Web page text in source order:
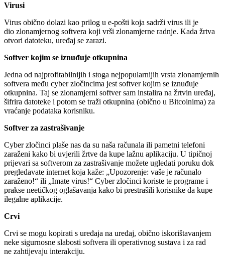
Virusi
Virus obično dolazi kao prilog u e-pošti koja sadrži virus ili je
dio zlonamjernog softvera koji vrši zlonamjerne radnje. Kada žrtva
otvori datoteku, uređaj se zarazi.
Softver kojim se iznuđuje otkupnina
Jedna od najprofitabilnijih i stoga nejpopularnijih vrsta zlonamjernih
softvera među cyber zločincima jest softver kojim se iznuđuje
otkupnina. Taj se zlonamjerni softver sam instalira na žrtvin uređaj,
šifrira datoteke i potom se traži otkupnina (obično u Bitcoinima) za
vraćanje podataka korisniku.
Softver za zastrašivanje
Cyber zločinci plaše nas da su naša računala ili pametni telefoni
zaraženi kako bi uvjerili žrtve da kupe lažnu aplikaciju. U tipičnoj
prijevari sa softverom za zastrašivanje možete ugledati poruku dok
pregledavate internet koja kaže: „Upozorenje: vaše je računalo
zaraženo!“ ili „Imate virus!“ Cyber zločinci koriste te programe i
prakse neetičkog oglašavanja kako bi prestrašili korisnike da kupe
ilegalne aplikacije.
Crvi
Crvi se mogu kopirati s uređaja na uređaj, obično iskorištavanjem
neke sigurnosne slabosti softvera ili operativnog sustava i za rad
ne zahtijevaju interakciju.